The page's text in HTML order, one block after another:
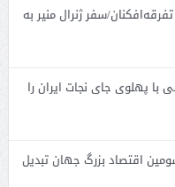
سفر ژنرال منیر به
پهلوی جای نجات ایران را
سومین اقتصاد بزرگ جهان تبدیل